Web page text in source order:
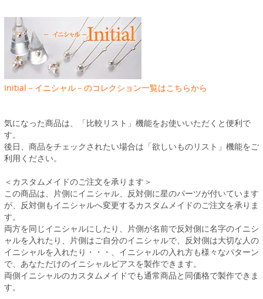
Initial－イニシャル－のコレクション一覧はこちらから
気になった商品は、「比較リスト」機能をお使いいただくと便利で
す。
後日、商品をチェックされたい場合は「欲しいものリスト」機能をご
利用ください。
＜カスタムメイドのご注文を承ります＞
この商品は、片側にイニシャル、反対側に星のパーツが付いています
が、反対側もイニシャルへ変更するカスタムメイドのご注文を承りま
す。
両方を同じイニシャルにしたり、片側が名前で反対側に名字のイニシ
ャルを入れたり、片側はご自分のイニシャルで、反対側は大切な人の
イニシャルを入れたり・・・、イニシャルの入れ方も様々なパターン
で、あなただけのイニシャルピアスを製作できます。
両側イニシャルのカスタムメイドでも通常商品と同価格で製作できま
す。